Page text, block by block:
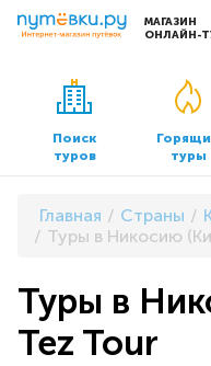
МАГАЗИН
ОНЛАЙН-
Сервисы
Бронирование отелей
Трансфер
Поиск
туров
туры
Главная Страны
Туры в Никосию
Туры в
Tez Tour